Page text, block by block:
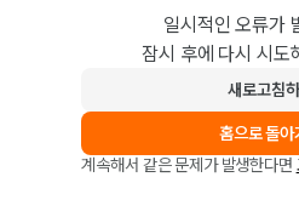
일시적인 오류가
잠시 후에 다시 시도
새로고침
홈으로 돌아
계속해서 같은 문제가 발생한다면